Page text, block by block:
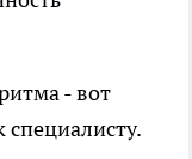
- вот